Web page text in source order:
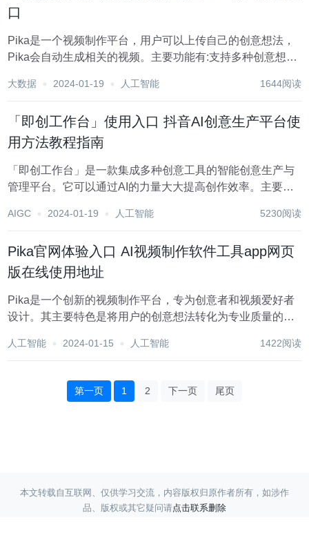
口
Pika是一个视频制作平台，用户可以上传自己的创意想法，
Pika会自动生成相关的视频。主要功能有:支持多种创意想法
模式，定位面向创意者和视频爱好者。 点击前往Pika官网体
大数据 2024-01-19 人工智能 1644阅读
「即创工作台」使用入口 抖音AI创意生产平台使
用方法教程指南
「即创工作台」是一款集成多种创意工具的智能创意生产与
管理平台。它可以通过AI的力量大大提高创作效率。主要功
内置多种AI视频创作工具，支持智能编剧、数字人物、一键
AIGC 2024-01-19 人工智能 5230阅读
Pika官网体验入口 AI视频制作软件工具app网页
版在线使用地址
Pika是一个创新的视频制作平台，专为创意者和视频爱好者
设计。其主要特色是将用户的创意想法转化为专业质量的视
体验入口 主要功能和优势 多样的创意输入： 支持文字、素
人工智能 2024-01-15 人工智能 1422阅读
第一页 1 2 下一页 尾页
本文转载自互联网、仅供学习交流，内容版权归原作者所有，如涉作
品、版权或其它疑问请点击联系删除